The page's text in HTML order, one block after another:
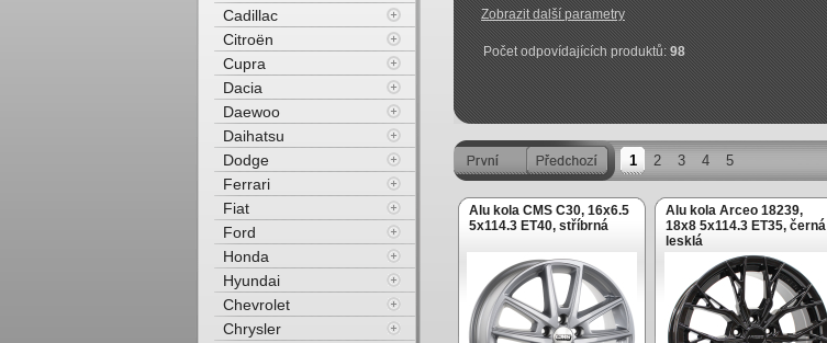
Zobrazit další parametry
Počet odpovídajících produktů:98
1 2 3 4 5
Alu kola CMS C30, 16x6.5
5x114.3 ET40, stříbrná
Alu kola Arceo 18239,
18x8 5x114.3 ET35, černá
lesklá
Cadillac
Citroën
Cupra
Dacia
Daewoo
Daihatsu
Dodge
Ferrari
Fiat
Ford
Honda
Hyundai
Chevrolet
Chrysler